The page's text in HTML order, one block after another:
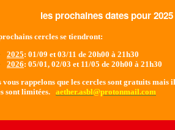
les prochaines dates pour 2025
cercles se tiendront:
2025: 01/09 et 03/11 de 20h00 à 21h30
2026: 05/01, 02/03 et 11/05 de 20h00 à 21h30
vous rappelons que les cercles sont gratuits
sont limitées. aether.asbl@protonmail.com